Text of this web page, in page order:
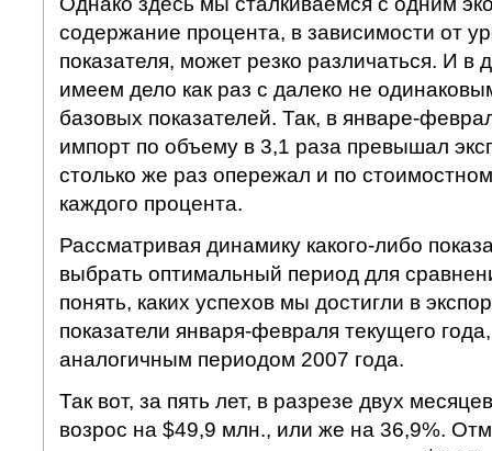
содержание процента, в зависимости от
показателя, может резко различаться. И
имеем дело как раз с далеко не
базовых показателей. Так, в январе-
импорт по объему в 3,1 раза превышал
столько же раз опережал и по
каждого процента.
Рассматривая динамику какого-либо
выбрать оптимальный период для
понять, каких успехов мы достигли в
показатели января-февраля текущего
аналогичным периодом 2007 года.
Так вот, за пять лет, в разрезе двух
возрос на $49,9 млн., или же на 36,9%.